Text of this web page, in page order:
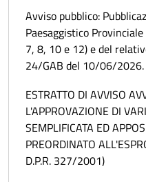
Avviso pubblico:
Paesaggistico
7, 8, 10 e 12) e del
24/GAB del 10/06/2026.
ESTRATTO DI AVVISO
L'APPROVAZIONE DI
SEMPLIFICATA ED
PREORDINATO
D.P.R. 327/2001)